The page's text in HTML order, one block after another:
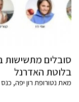
סובלים
בלוטת האדרנל
מאת נטורופת רון יפה, כנס